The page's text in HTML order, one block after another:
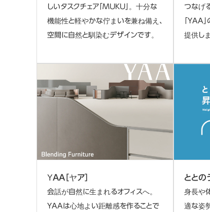
しいタスクチェア「MUKU」。十分な
機能性と軽やかな佇まいを兼ね備え、
空間に自然と馴染むデザインです。
つなげ
「YAA
提供し
YAA［ヤア］
会話が自然に生まれるオフィスへ。
YAAは心地よい距離感を作ることで
ととの
身長や
適な姿